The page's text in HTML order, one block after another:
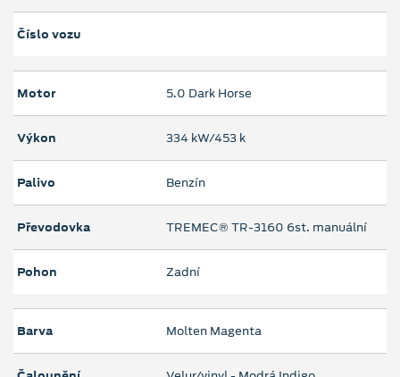
Číslo vozu
Motor 5.0 Dark Horse
Výkon 334 kW/453 k
Palivo Benzín
Převodovka TREMEC® TR-3160 6st. manuální
Pohon Zadní
Barva Molten Magenta